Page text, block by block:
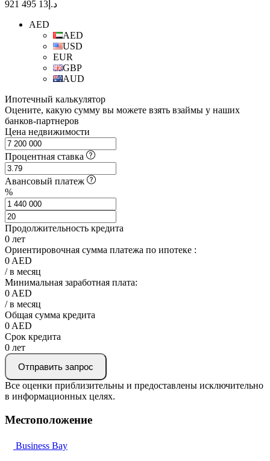
د.إ13 495 921
AED
AED
USD
EUR
GBP
AUD
Ипотечный калькулятор
Оцените, какую сумму вы можете взять взаймы у наших
банков-партнеров
Цена недвижимости
Процентная ставка
Авансовый платеж
%
Продолжительность кредита
0 лет
Ориентировочная сумма платежа по ипотеке :
0 AED
/ в месяц
Минимальная заработная плата:
0 AED
/ в месяц
Общая сумма кредита
0 AED
Срок кредита
0 лет
Отправить запрос
Все оценки приблизительны и предоставлены исключительно
в информационных целях.
Местоположение
Business Bay